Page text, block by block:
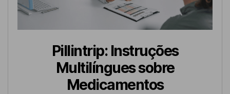
Pillintrip: Instruções
Multilíngues sobre
Medicamentos